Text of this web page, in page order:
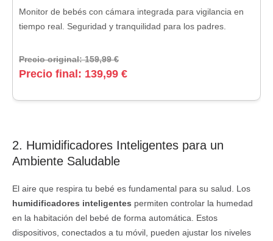
Monitor de bebés con cámara integrada para vigilancia en
tiempo real. Seguridad y tranquilidad para los padres.
Precio original: 159,99 €
Precio final: 139,99 €
2. Humidificadores Inteligentes para un
Ambiente Saludable
El aire que respira tu bebé es fundamental para su salud. Los
humidificadores inteligentes permiten controlar la humedad
en la habitación del bebé de forma automática. Estos
dispositivos, conectados a tu móvil, pueden ajustar los niveles